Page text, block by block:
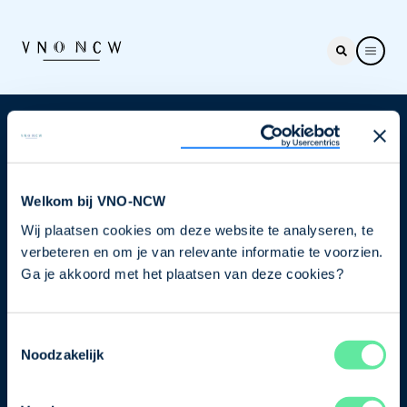
Welkom bij VNO-NCW
Wij plaatsen cookies om deze website te analyseren, te
verbeteren en om je van relevante informatie te voorzien.
Ga je akkoord met het plaatsen van deze cookies?
Noodzakelijk
Nieuwsbrief
je nu in voor de VNO-NCW nieuwsbrief.
Schrijf je in
Direct naar
Ons verhaal